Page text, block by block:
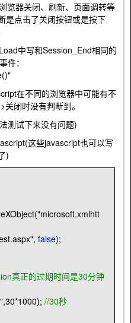
器关闭、刷新、页面调转等
是点击了关闭按钮或是按下
中写和Session_End相同的
件：
在不同的浏览器中可能有不
闭时没有判断到。
试下来没有问题)
这些javascript也可以写
)
"microsoft.xmlhtt
",false);
真正的过期时间是30分钟
",30*1000);//30秒